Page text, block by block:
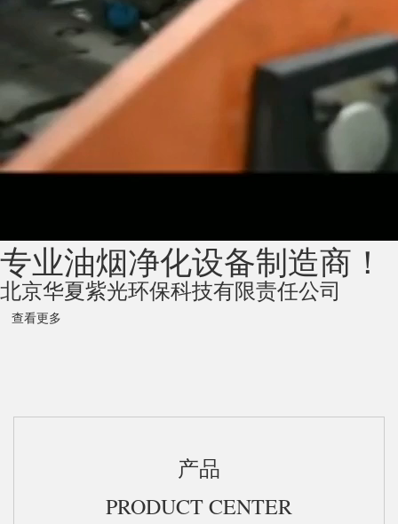
专业油烟净化设备制造商！
北京华夏紫光环保科技有限责任公司
查看更多
产品
PRODUCT CENTER